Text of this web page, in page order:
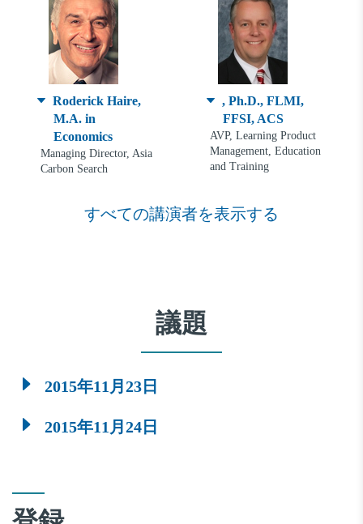
Roderick Haire,
M.A. in
Economics
Managing Director, Asia
Carbon Search
, Ph.D., FLMI,
FFSI, ACS
AVP, Learning Product
Management, Education
and Training
すべての講演者を表示する
議題
2015年11月23日
2015年11月24日